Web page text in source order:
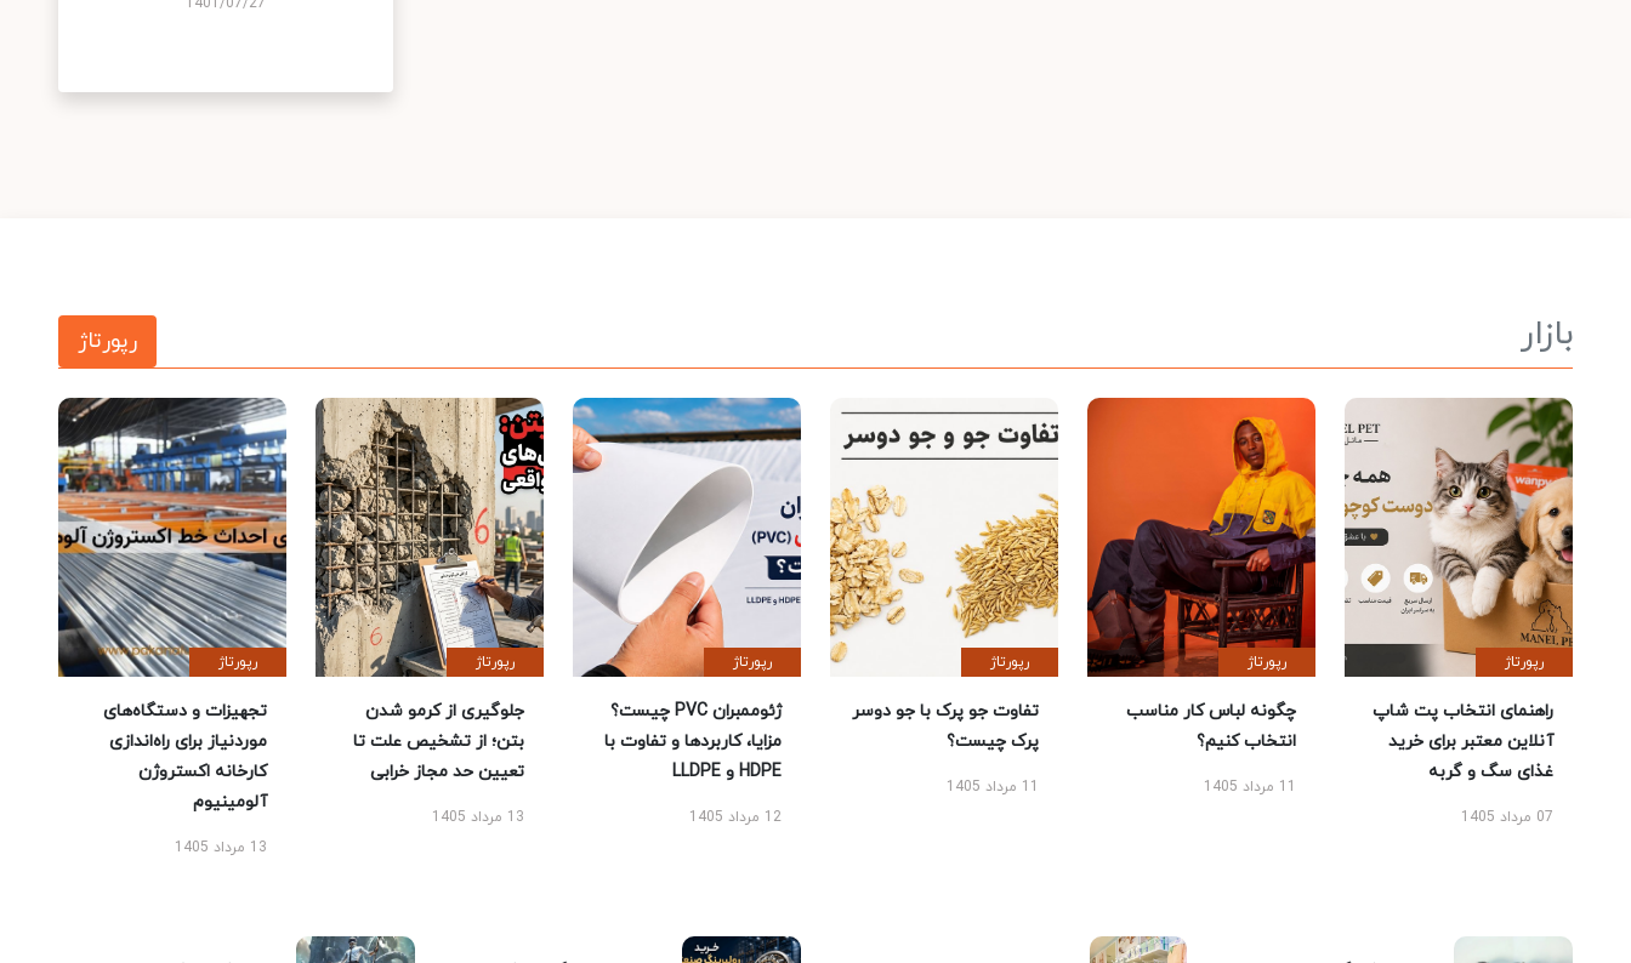
بازار رپورتاژ
رپورتاژ
راهنمای انتخاب پت شاپ
آنلاین معتبر برای خرید
غذای سگ و گربه
07 مرداد 1405
رپورتاژ
چگونه لباس کار مناسب
انتخاب کنیم؟
11 مرداد 1405
رپورتاژ
تفاوت جو پرک با جو دوسر
پرک چیست؟
11 مرداد 1405
رپورتاژ
ژئوممبران PVC چیست؟
مزایا، کاربردها و تفاوت با
HDPE و LLDPE
12 مرداد 1405
رپورتاژ
جلوگیری از کرمو شدن
بتن؛ از تشخیص علت تا
تعیین حد مجاز خرابی
13 مرداد 1405
رپورتاژ
تجهیزات و دستگاه‌های
موردنیاز برای راه‌اندازی
کارخانه اکستروژن
آلومینیوم
13 مرداد 1405